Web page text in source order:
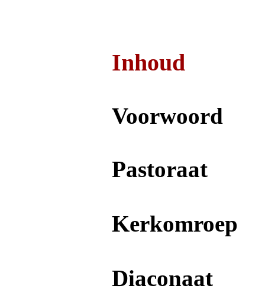
Inhoud
Voorwoord
Pastoraat
Kerkomroep
Diaconaat